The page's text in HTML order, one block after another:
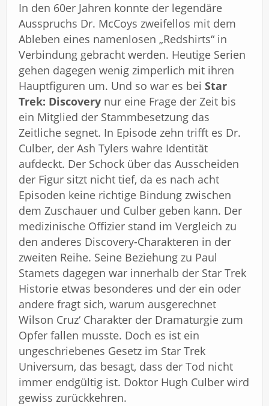
In den 60er Jahren konnte der legendäre
Ausspruchs Dr. McCoys zweifellos mit dem
Ableben eines namenlosen „Redshirts“ in
Verbindung gebracht werden. Heutige Serien
gehen dagegen wenig zimperlich mit ihren
Hauptfiguren um. Und so war es bei Star
Trek: Discovery nur eine Frage der Zeit bis
ein Mitglied der Stammbesetzung das
Zeitliche segnet. In Episode zehn trifft es Dr.
Culber, der Ash Tylers wahre Identität
aufdeckt. Der Schock über das Ausscheiden
der Figur sitzt nicht tief, da es nach acht
Episoden keine richtige Bindung zwischen
dem Zuschauer und Culber geben kann. Der
medizinische Offizier stand im Vergleich zu
den anderes Discovery-Charakteren in der
zweiten Reihe. Seine Beziehung zu Paul
Stamets dagegen war innerhalb der Star Trek
Historie etwas besonderes und der ein oder
andere fragt sich, warum ausgerechnet
Wilson Cruz‘ Charakter der Dramaturgie zum
Opfer fallen musste. Doch es ist ein
ungeschriebenes Gesetz im Star Trek
Universum, das besagt, dass der Tod nicht
immer endgültig ist. Doktor Hugh Culber wird
gewiss zurückkehren.